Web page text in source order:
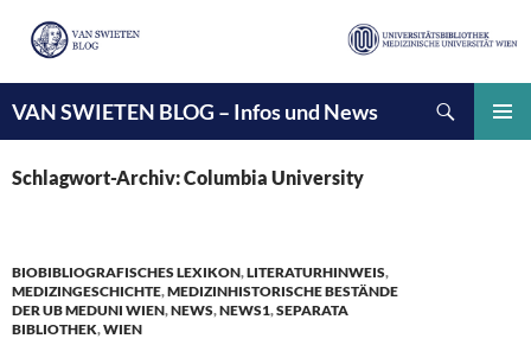
VAN SWIETEN BLOG – Infos und News
INHALT
SPRINGEN
Schlagwort-Archiv: Columbia University
BIOBIBLIOGRAFISCHES LEXIKON,LITERATURHINWEIS,
MEDIZINGESCHICHTE,MEDIZINHISTORISCHE BESTÄNDE
DER UB MEDUNI WIEN,NEWS,NEWS1,SEPARATA
BIBLIOTHEK,WIEN